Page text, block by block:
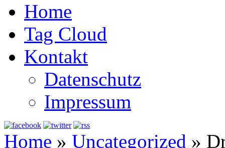
Home
Tag Cloud
Kontakt
Datenschutz
Impressum
Home » Uncategorized »